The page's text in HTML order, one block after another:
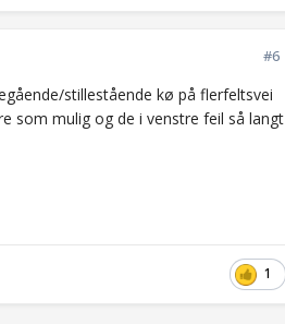
#6
stillestående kø på flerfeltsvei
som mulig og de i venstre feil så langt
1